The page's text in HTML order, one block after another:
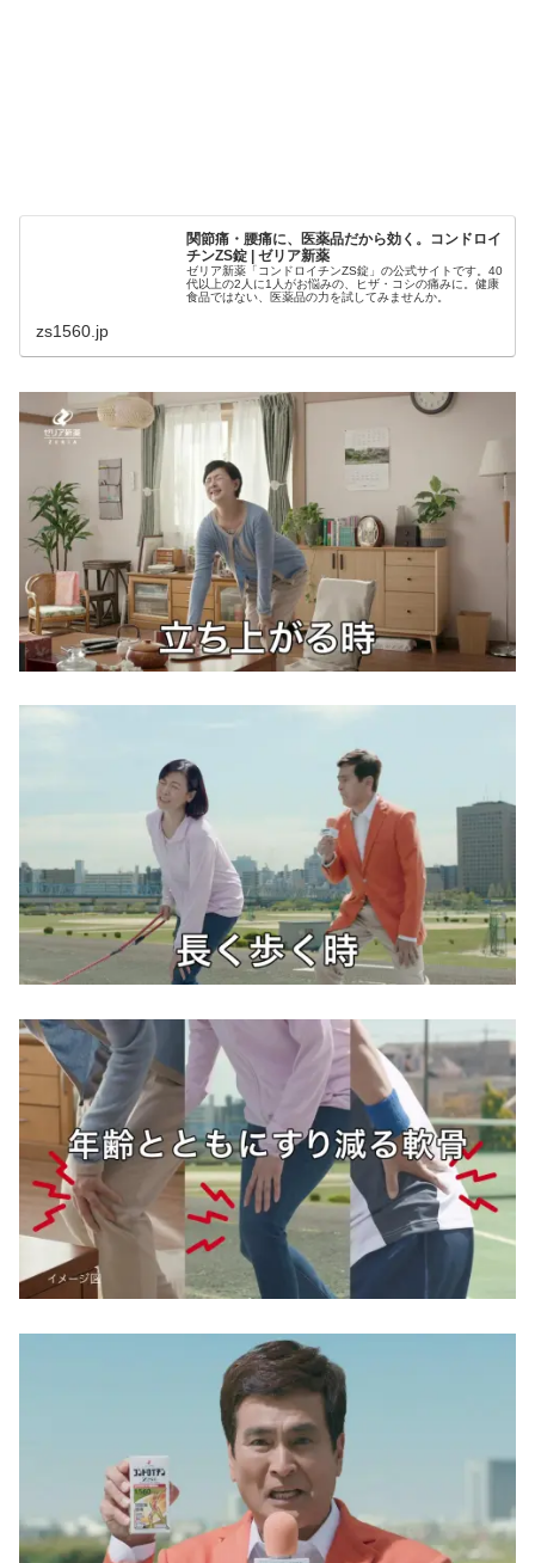
関節痛・腰痛に、医薬品だから効く。コンドロイ
チンZS錠 | ゼリア新薬
ゼリア新薬「コンドロイチンZS錠」の公式サイトです。40
代以上の2人に1人がお悩みの、ヒザ・コシの痛みに。健康
食品ではない、医薬品の力を試してみませんか。
zs1560.jp